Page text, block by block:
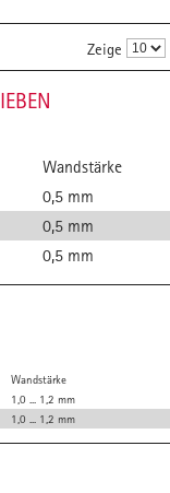
Zeige
Wandstärke
0,5 mm
0,5 mm
0,5 mm
Wandstärke
1,0 ... 1,2 mm
1,0 ... 1,2 mm